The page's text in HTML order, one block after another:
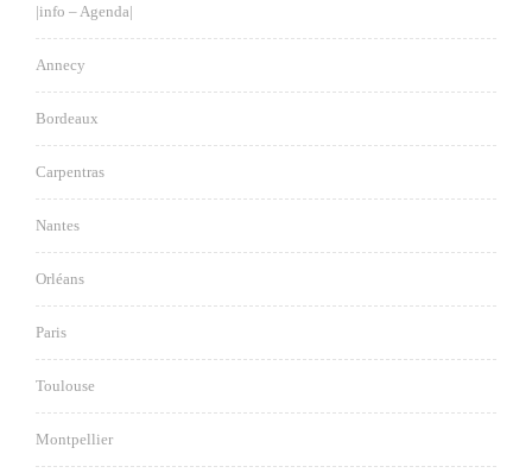
|info – Agenda|
Annecy
Bordeaux
Carpentras
Nantes
Orléans
Paris
Toulouse
Montpellier